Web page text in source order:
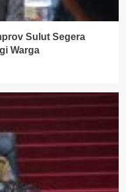
Sulut Segera
Warga